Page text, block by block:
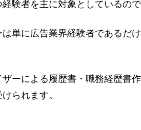
験者を主に対象としているの
単に広告業界経験者であるだ
ーによる履歴書・職務経歴書
られます。